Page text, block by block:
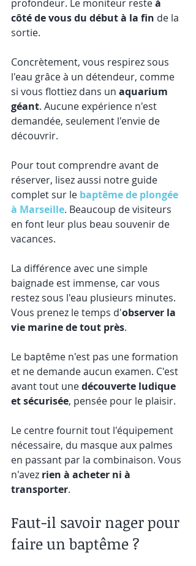
profondeur. Le moniteur reste à
côté de vous du début à la fin de la
sortie.
Concrètement, vous respirez sous
l'eau grâce à un détendeur, comme
si vous flottiez dans un aquarium
géant. Aucune expérience n'est
demandée, seulement l'envie de
découvrir.
Pour tout comprendre avant de
réserver, lisez aussi notre guide
complet sur le baptême de plongée
à Marseille. Beaucoup de visiteurs
en font leur plus beau souvenir de
vacances.
La différence avec une simple
baignade est immense, car vous
restez sous l'eau plusieurs minutes.
Vous prenez le temps d'observer la
vie marine de tout près.
Le baptême n'est pas une formation
et ne demande aucun examen. C'est
avant tout une découverte ludique
et sécurisée, pensée pour le plaisir.
Le centre fournit tout l'équipement
nécessaire, du masque aux palmes
en passant par la combinaison. Vous
n'avez rien à acheter ni à
transporter.
Faut-il savoir nager pour
faire un baptême ?